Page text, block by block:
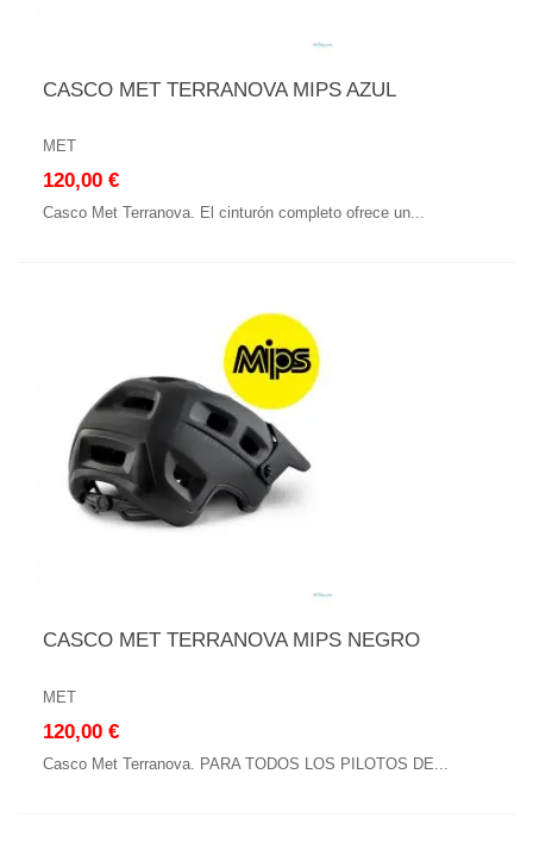
CASCO MET TERRANOVA MIPS AZUL
MET
120,00 €
Casco Met Terranova. El cinturón completo ofrece un...
CASCO MET TERRANOVA MIPS NEGRO
MET
120,00 €
Casco Met Terranova. PARA TODOS LOS PILOTOS DE...